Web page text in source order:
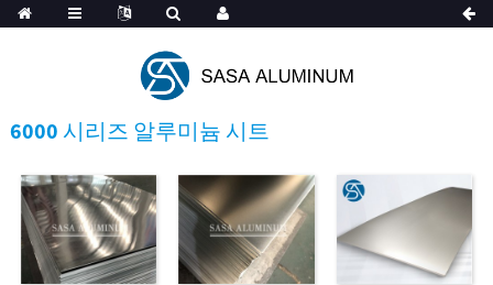
6000 시리즈 알루미늄 시트